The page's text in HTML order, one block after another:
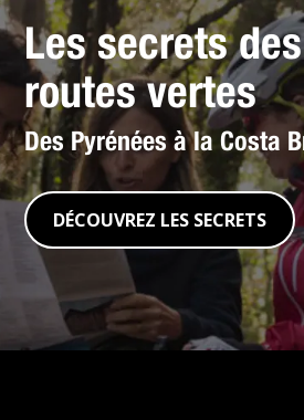
Les secrets des
routes vertes
Des Pyrénées à la Costa
DÉCOUVREZ LES SECRETS